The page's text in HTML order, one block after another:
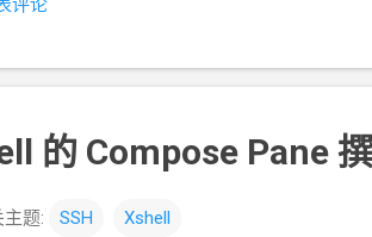
评论
的 Compose Pane
题: SSH Xshell